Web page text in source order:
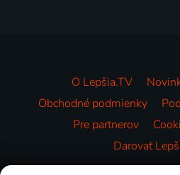
O Lepšia.TV
Obchodné podmienky
Pre partnerov
Darovať